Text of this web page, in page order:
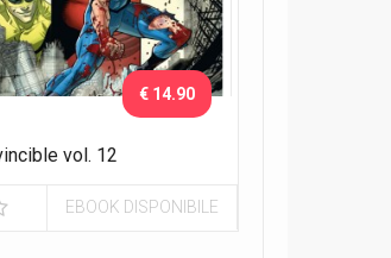
vol. 12
€ 14.90
EBOOK DISPONIBILE